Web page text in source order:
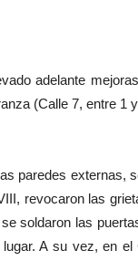
adelante
(Calle 7, entre 1
paredes externas,
revocaron las
soldaron las
A su vez, en